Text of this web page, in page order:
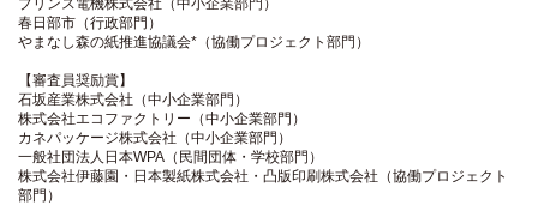
プリンス電機株式会社（中小企業部門）
春日部市（行政部門）
やまなし森の紙推進協議会*（協働プロジェクト部門）
【審査員奨励賞】
石坂産業株式会社（中小企業部門）
株式会社エコファクトリー（中小企業部門）
カネパッケージ株式会社（中小企業部門）
一般社団法人日本WPA（民間団体・学校部門）
株式会社伊藤園・日本製紙株式会社・凸版印刷株式会社（協働プロジェクト
部門）